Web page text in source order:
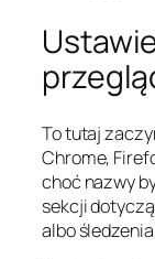
To tutaj
Chrome,
choć nazwy
sekcji
albo